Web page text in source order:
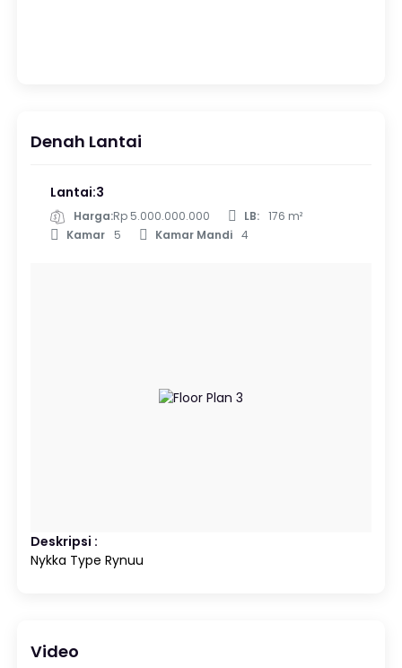
Denah Lantai
Lantai:3
Harga:Rp 5.000.000.000 LB: 176 m²
Kamar
5 Kamar Mandi 4
Deskripsi :
Nykka Type Rynuu
Video